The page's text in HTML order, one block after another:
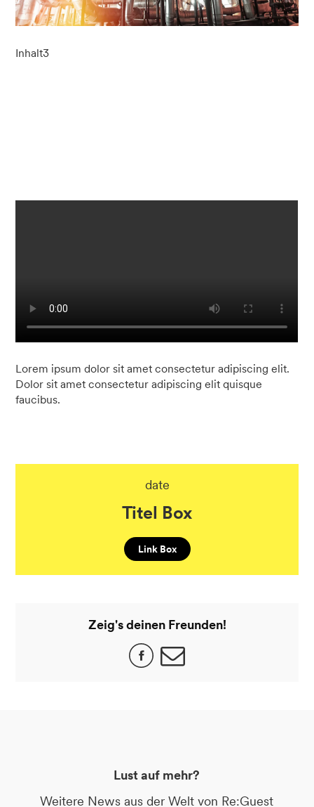
Inhalt3
Lorem ipsum dolor sit amet consectetur adipiscing elit.
Dolor sit amet consectetur adipiscing elit quisque
faucibus.
date
Titel Box
Link Box
Zeig's deinen Freunden!
Lust auf mehr?
Weitere News aus der Welt von Re:Guest